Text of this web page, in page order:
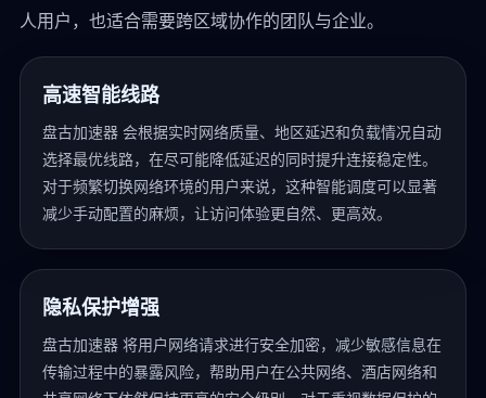
人用户，也适合需要跨区域协作的团队与企业。
高速智能线路
盘古加速器 会根据实时网络质量、地区延迟和负载情况自动
选择最优线路，在尽可能降低延迟的同时提升连接稳定性。
对于频繁切换网络环境的用户来说，这种智能调度可以显著
减少手动配置的麻烦，让访问体验更自然、更高效。
隐私保护增强
盘古加速器 将用户网络请求进行安全加密，减少敏感信息在
传输过程中的暴露风险，帮助用户在公共网络、酒店网络和